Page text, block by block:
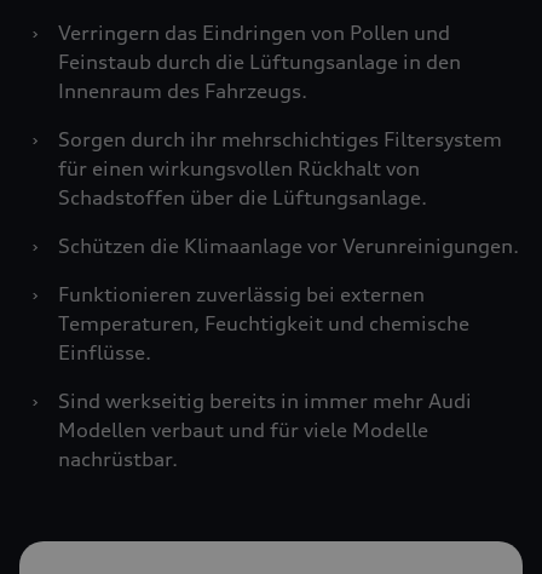
›
Verringern das Eindringen von Pollen und
Feinstaub durch die Lüftungsanlage in den
Innenraum des Fahrzeugs.
›
Sorgen durch ihr mehrschichtiges Filtersystem
für einen wirkungsvollen Rückhalt von
Schadstoffen über die Lüftungsanlage.
›
Schützen die Klimaanlage vor Verunreinigungen.
›
Funktionieren zuverlässig bei externen
Temperaturen, Feuchtigkeit und chemische
Einflüsse.
›
Sind werkseitig bereits in immer mehr Audi
Modellen verbaut und für viele Modelle
nachrüstbar.